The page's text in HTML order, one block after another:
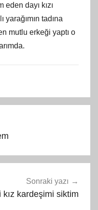
dayı kızı
yarağımın tadına
mutlu erkeği yaptı o
Sonraki yazı
kız kardeşimi siktim